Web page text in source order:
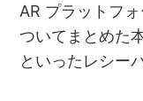
AR プラットフ
ついてまとめた
といったレシー